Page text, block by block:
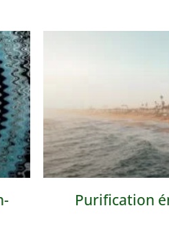
Purification